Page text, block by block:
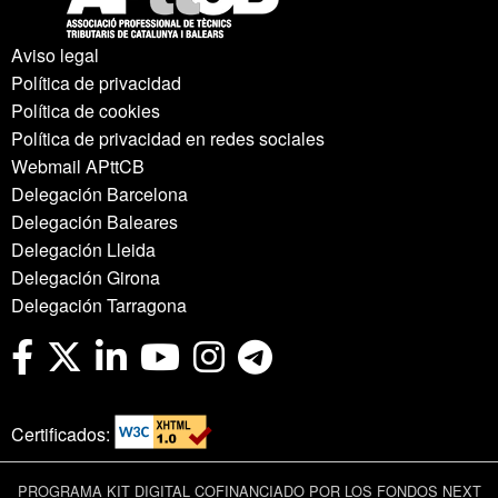
Aviso legal
Política de privacidad
Política de cookies
Política de privacidad en redes sociales
Webmail APttCB
Delegación Barcelona
Delegación Baleares
Delegación Lleida
Delegación Girona
Delegación Tarragona
Certificados:
PROGRAMA KIT DIGITAL COFINANCIADO POR LOS FONDOS NEXT